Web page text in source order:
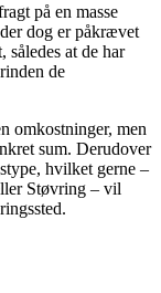
på en masse
dog er påkrævet
at de har
de
omkostninger, men
sum. Derudover
hvilket gerne –
Støvring – vil